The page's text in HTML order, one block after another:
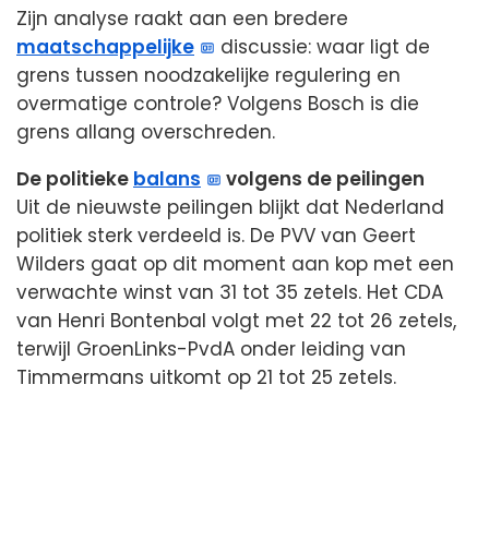
Zijn analyse raakt aan een bredere
maatschappelijke
discussie: waar ligt de
grens tussen noodzakelijke regulering en
overmatige controle? Volgens Bosch is die
grens allang overschreden.
De politieke balans
volgens de peilingen
Uit de nieuwste peilingen blijkt dat Nederland
politiek sterk verdeeld is. De PVV van Geert
Wilders gaat op dit moment aan kop met een
verwachte winst van 31 tot 35 zetels. Het CDA
van Henri Bontenbal volgt met 22 tot 26 zetels,
terwijl GroenLinks-PvdA onder leiding van
Timmermans uitkomt op 21 tot 25 zetels.